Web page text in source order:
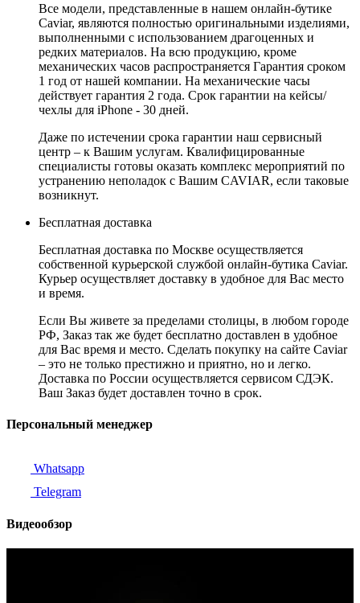
Все модели, представленные в нашем онлайн-бутике
Caviar, являются полностью оригинальными изделиями,
выполненными с использованием драгоценных и
редких материалов. На всю продукцию, кроме
механических часов распространяется Гарантия сроком
1 год от нашей компании. На механические часы
действует гарантия 2 года. Срок гарантии на кейсы/
чехлы для iPhone - 30 дней.
Даже по истечении срока гарантии наш сервисный
центр – к Вашим услугам. Квалифицированные
специалисты готовы оказать комплекс мероприятий по
устранению неполадок с Вашим CAVIAR, если таковые
возникнут.
Бесплатная доставка
Бесплатная доставка по Москве осуществляется
собственной курьерской службой онлайн-бутика Caviar.
Курьер осуществляет доставку в удобное для Вас место
и время.
Если Вы живете за пределами столицы, в любом городе
РФ, Заказ так же будет бесплатно доставлен в удобное
для Вас время и место. Сделать покупку на сайте Caviar
– это не только престижно и приятно, но и легко.
Доставка по России осуществляется сервисом СДЭК.
Ваш Заказ будет доставлен точно в срок.
Персональный менеджер
Whatsapp
Telegram
Видеообзор